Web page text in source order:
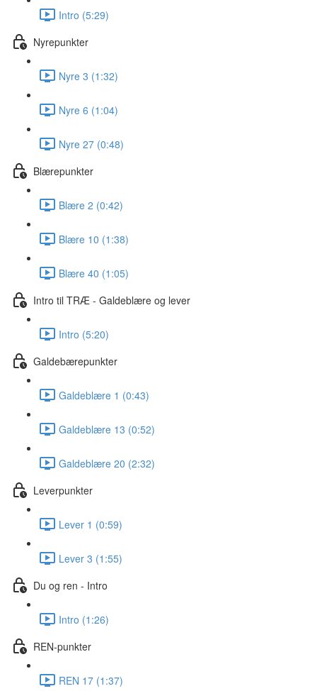
Intro (5:29)
Nyrepunkter
Nyre 3 (1:32)
Nyre 6 (1:04)
Nyre 27 (0:48)
Blærepunkter
Blære 2 (0:42)
Blære 10 (1:38)
Blære 40 (1:05)
Intro til TRÆ - Galdeblære og lever
Intro (5:20)
Galdebærepunkter
Galdeblære 1 (0:43)
Galdeblære 13 (0:52)
Galdeblære 20 (2:32)
Leverpunkter
Lever 1 (0:59)
Lever 3 (1:55)
Du og ren - Intro
Intro (1:26)
REN-punkter
REN 17 (1:37)